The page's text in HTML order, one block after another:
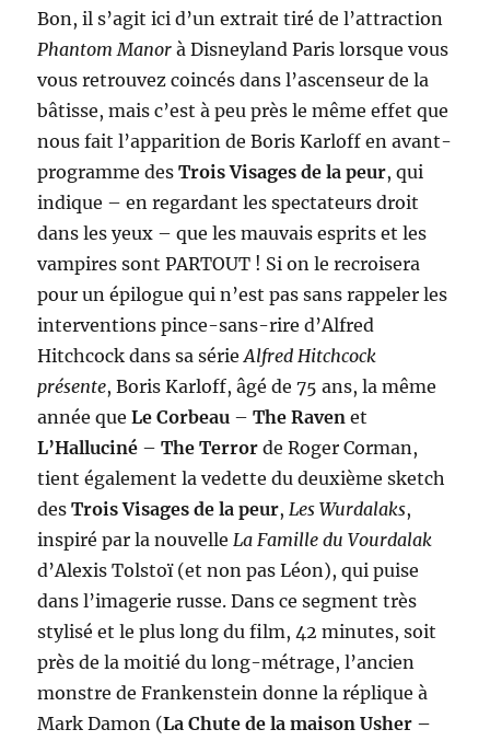
Bon, il s’agit ici d’un extrait tiré de l’attraction
Phantom Manor à Disneyland Paris lorsque vous
vous retrouvez coincés dans l’ascenseur de la
bâtisse, mais c’est à peu près le même effet que
nous fait l’apparition de Boris Karloff en avant-
programme desTrois Visages de la peur, qui
indique – en regardant les spectateurs droit
dans les yeux – que les mauvais esprits et les
vampires sont PARTOUT ! Si on le recroisera
pour un épilogue qui n’est pas sans rappeler les
interventions pince-sans-rire d’Alfred
Hitchcock dans sa sérieAlfred Hitchcock
présente, Boris Karloff, âgé de 75 ans, la même
année queLe Corbeau –The Raven et
L’Halluciné –The Terror de Roger Corman,
tient également la vedette du deuxième sketch
desTrois Visages de la peur, Les Wurdalaks,
inspiré par la nouvelle La Famille du Vourdalak
d’Alexis Tolstoï (et non pas Léon), qui puise
dans l’imagerie russe. Dans ce segment très
stylisé et le plus long du film, 42 minutes, soit
près de la moitié du long-métrage, l’ancien
monstre de Frankenstein donne la réplique à
Mark Damon (La Chute de la maison Usher –